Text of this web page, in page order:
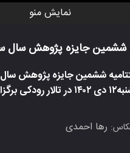
نمایش منو
ششمین جایزه پژوهش سال
ششمین جایزه پژوهش سال
شد.
رها احمدی